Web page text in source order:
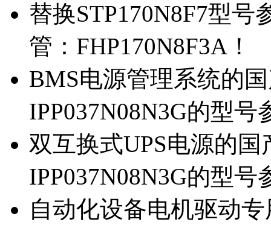
替换STP170N8F7型
管：FHP170N8F3A！
BMS电源管理系统的
IPP037N08N3G的型号
双互换式UPS电源的
IPP037N08N3G的型号
自动化设备电机驱动